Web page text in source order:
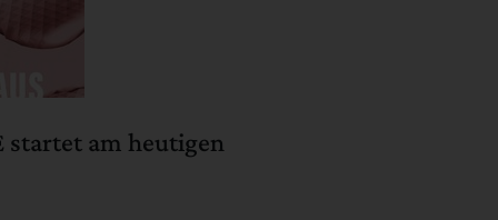
startet am heutigen